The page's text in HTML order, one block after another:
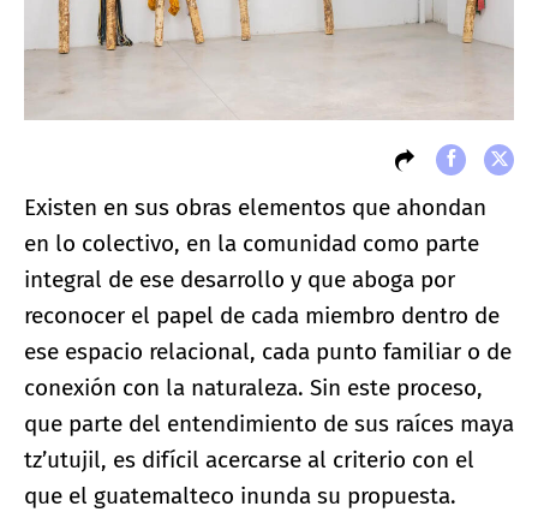
Existen en sus obras elementos que ahondan
en lo colectivo, en la comunidad como parte
integral de ese desarrollo y que aboga por
reconocer el papel de cada miembro dentro de
ese espacio relacional, cada punto familiar o de
conexión con la naturaleza. Sin este proceso,
que parte del entendimiento de sus raíces maya
tz’utujil, es difícil acercarse al criterio con el
que el guatemalteco inunda su propuesta.